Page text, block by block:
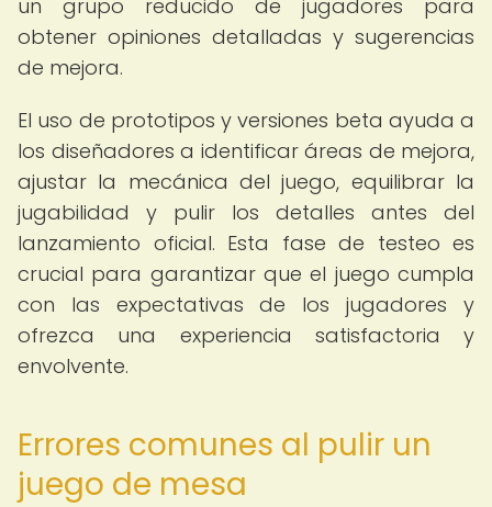
un grupo reducido de jugadores para
obtener opiniones detalladas y sugerencias
de mejora.
El uso de prototipos y versiones beta ayuda a
los diseñadores a identificar áreas de mejora,
ajustar la mecánica del juego, equilibrar la
jugabilidad y pulir los detalles antes del
lanzamiento oficial. Esta fase de testeo es
crucial para garantizar que el juego cumpla
con las expectativas de los jugadores y
ofrezca una experiencia satisfactoria y
envolvente.
Errores comunes al pulir un
juego de mesa